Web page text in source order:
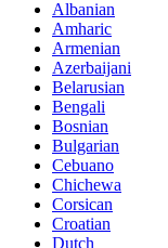
Albanian
Amharic
Armenian
Azerbaijani
Belarusian
Bengali
Bosnian
Bulgarian
Cebuano
Chichewa
Corsican
Croatian
Dutch